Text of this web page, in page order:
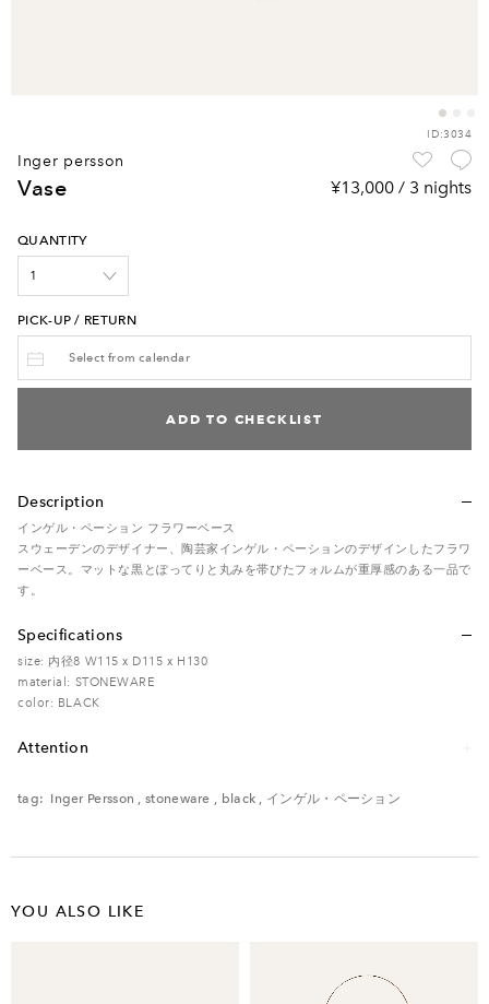
ID:3034
inger persson
vase ¥13,000 / 3 nights
QUANTITY
PICK-UP / RETURN
ADD TO CHECKLIST
Description
インゲル・ペーション フラワーベース
スウェーデンのデザイナー、陶芸家インゲル・ペーションのデザインしたフラワ
ーベース。マットな黒とぽってりと丸みを帯びたフォルムが重厚感のある一品で
す。
Specifications
size: 内径8 W115 x D115 x H130
material: STONEWARE
color: BLACK
Attention
ださい。
tag: Inger Persson ,stoneware , black , インゲル・ペーション
YOU ALSO LIKE